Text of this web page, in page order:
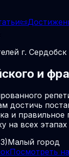
📜
г. Сердобск
и
достичь
и
на всех этапах
Малый город
Посмотреть